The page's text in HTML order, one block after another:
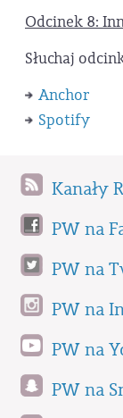
Odcinek 8:
Słuchaj
Anchor
Spotify
Kanały
PW na
PW na
PW na
PW na
PW na